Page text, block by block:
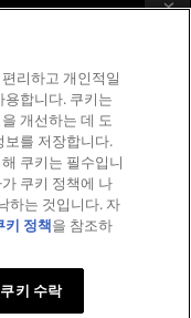
리하고 개인적일
합니다. 쿠키는
개선하는 데 도
보를 저장합니다.
쿠키는 필수입니
쿠키 정책에 나
하는 것입니다. 자
키 정책을 참조하
키 수락